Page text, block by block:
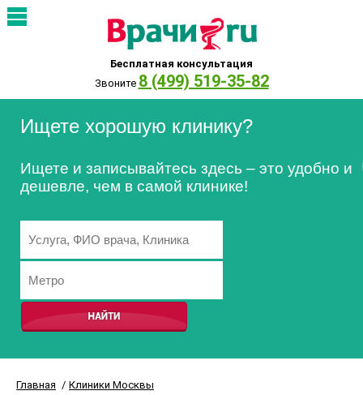
Бесплатная консультация
Звоните 8 (499) 519-35-82
Ищете хорошую клинику?
Ищете и записывайтесь здесь – это удобно и
дешевле, чем в самой клинике!
Главная
Клиники Москвы